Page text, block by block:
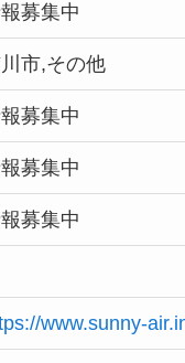
募集中
市,その他
募集中
募集中
募集中
www.sunny-